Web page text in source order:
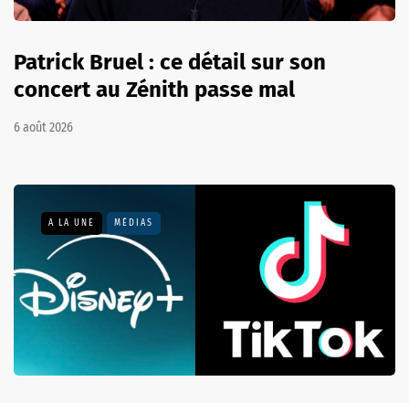
Patrick Bruel : ce détail sur son
concert au Zénith passe mal
6 août 2026
A LA UNE MÉDIAS